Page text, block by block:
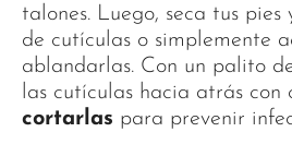
talones. Luego, seca tus
de cutículas o simplemente
ablandarlas. Con un palito
las cutículas hacia atrás con
cortarlas para prevenir